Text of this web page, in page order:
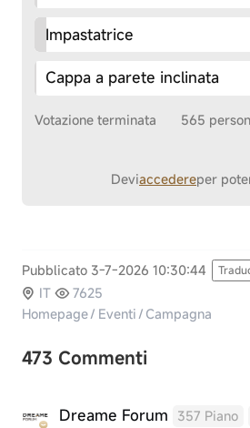
Impastatrice
Cappa a parete inclinata
Votazione terminata 565
Deviaccedereper
Pubblicato 3-7-2026 10:30:44
IT
7625
Homepage/ Eventi/ Campagna
473 Commenti
Dreame Forum 357 Piano